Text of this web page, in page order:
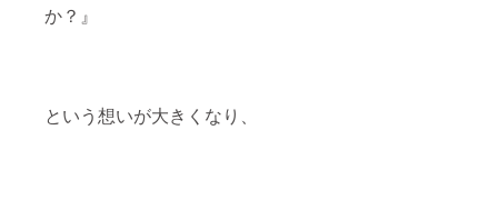
か？』
という想いが大きくなり、